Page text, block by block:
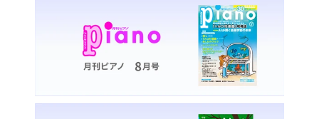
カテゴリ一覧